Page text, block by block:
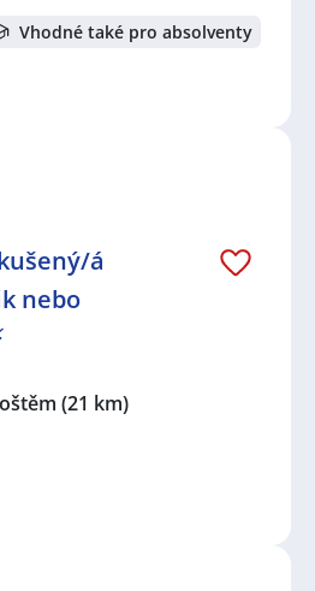
Vhodné také pro absolventy
á
nebo
(21 km)